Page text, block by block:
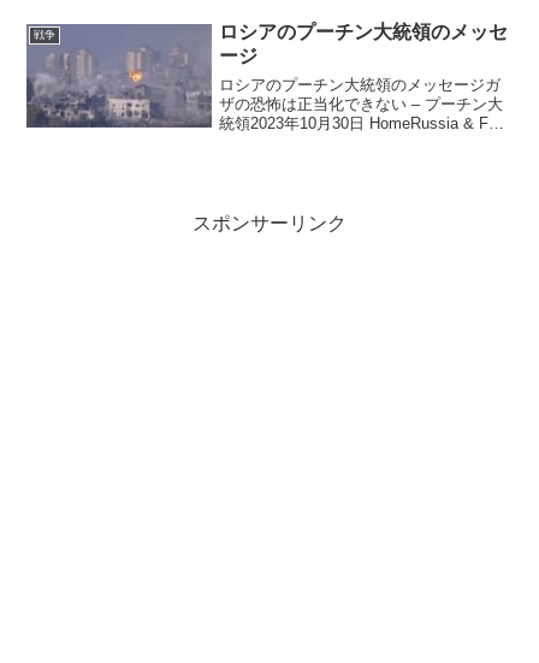
シェンコ大統領の仲介により合意に至
り、「武装クーデター」は...
戦争
ロシアのプーチン大統領のメッセ
ージ
ロシアのプーチン大統領のメッセージガ
ザの恐怖は正当化できない – プーチン大
統領2023年10月30日 HomeRussia & FSU
スポンサーリンク